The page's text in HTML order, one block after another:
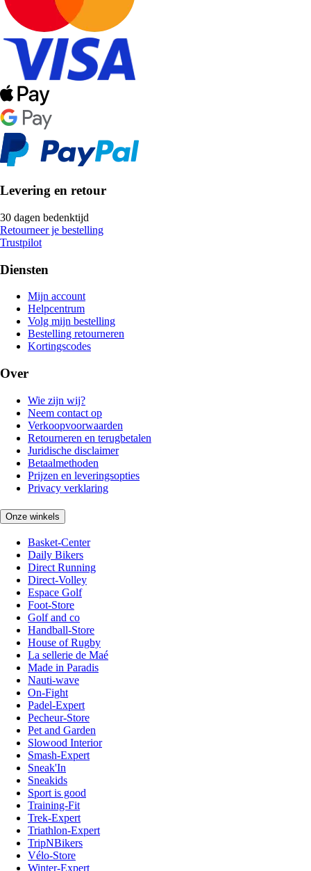
Levering en retour
30 dagen bedenktijd
Retourneer je bestelling
Trustpilot
Diensten
Mijn account
Helpcentrum
Volg mijn bestelling
Bestelling retourneren
Kortingscodes
Over
Wie zijn wij?
Neem contact op
Verkoopvoorwaarden
Retourneren en terugbetalen
Juridische disclaimer
Betaalmethoden
Prijzen en leveringsopties
Privacy verklaring
Onze winkels
Basket-Center
Daily Bikers
Direct Running
Direct-Volley
Espace Golf
Foot-Store
Golf and co
Handball-Store
House of Rugby
La sellerie de Maé
Made in Paradis
Nauti-wave
On-Fight
Padel-Expert
Pecheur-Store
Pet and Garden
Slowood Interior
Smash-Expert
Sneak'In
Sneakids
Sport is good
Training-Fit
Trek-Expert
Triathlon-Expert
TripNBikers
Vélo-Store
Winter-Expert